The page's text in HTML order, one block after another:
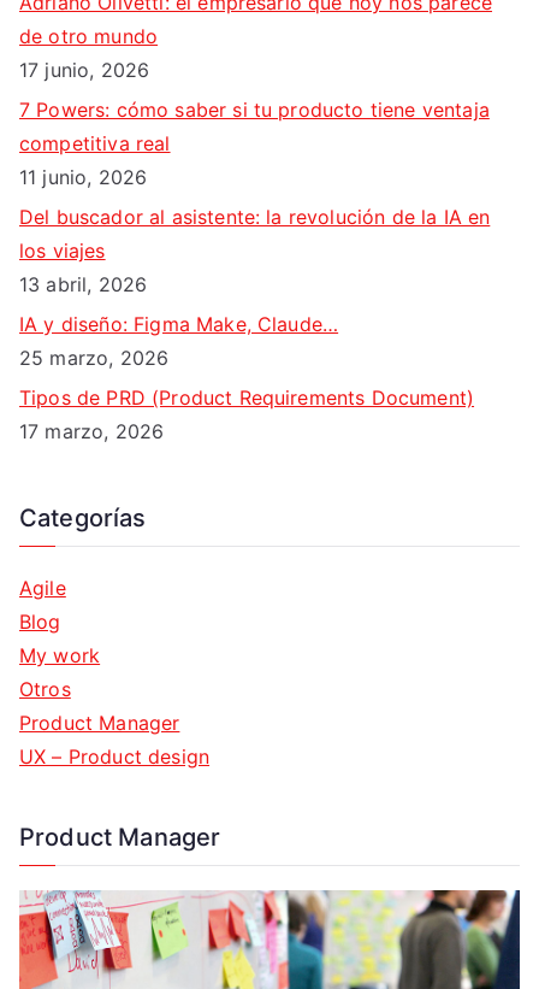
de otro mundo
17 junio, 2026
7 Powers: cómo saber si tu producto tiene ventaja
competitiva real
11 junio, 2026
Del buscador al asistente: la revolución de la IA en
los viajes
13 abril, 2026
IA y diseño: Figma Make, Claude…
25 marzo, 2026
Tipos de PRD (Product Requirements Document)
17 marzo, 2026
Categorías
Agile
Blog
My work
Otros
Product Manager
UX – Product design
Product Manager